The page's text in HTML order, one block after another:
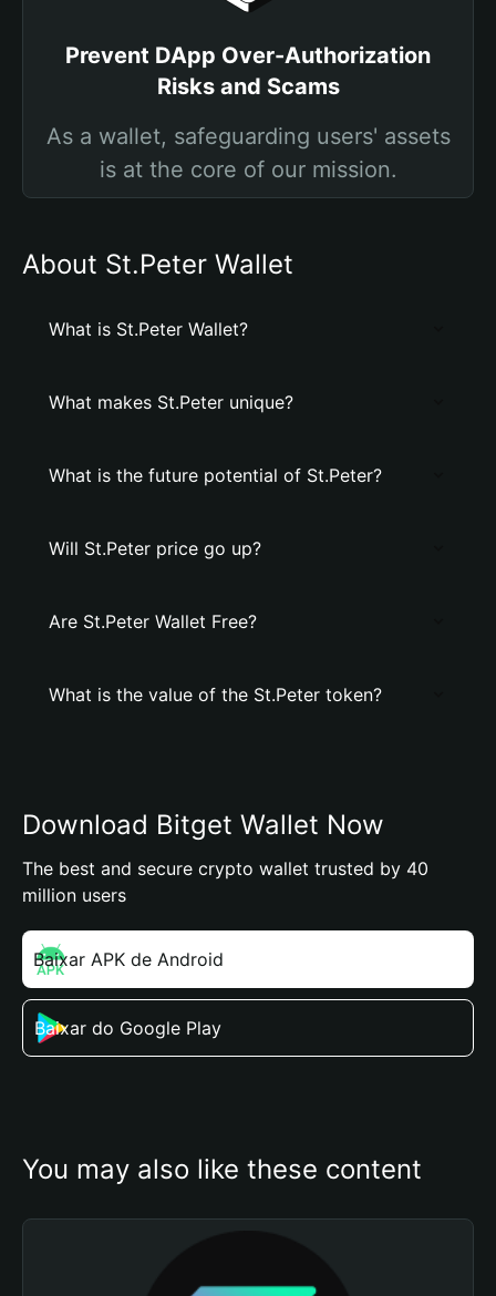
Prevent DApp Over-Authorization
Risks and Scams
As a wallet, safeguarding users' assets
is at the core of our mission.
About St.Peter Wallet
What is St.Peter Wallet?
What makes St.Peter unique?
What is the future potential of St.Peter?
Will St.Peter price go up?
Are St.Peter Wallet Free?
What is the value of the St.Peter token?
Download Bitget Wallet Now
The best and secure crypto wallet trusted by 40
million users
Baixar APK de Android
Baixar do Google Play
You may also like these content